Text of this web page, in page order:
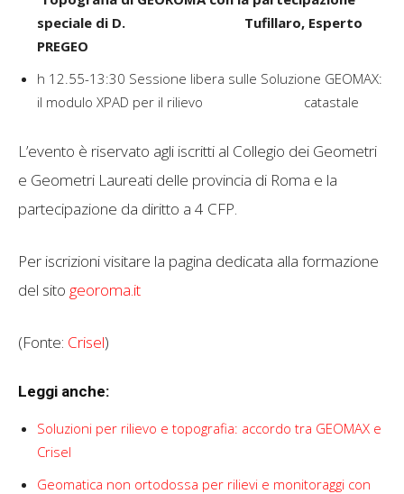
speciale di D. Tufillaro, Esperto
PREGEO
h 12.55-13:30 Sessione libera sulle Soluzione GEOMAX:
il modulo XPAD per il rilievo catastale
L’evento è riservato agli iscritti al Collegio dei Geometri
e Geometri Laureati delle provincia di Roma e la
partecipazione da diritto a 4 CFP.
Per iscrizioni visitare la pagina dedicata alla formazione
del sito georoma.it
(Fonte: Crisel)
Leggi anche:
Soluzioni per rilievo e topografia: accordo tra GEOMAX e
Crisel
Geomatica non ortodossa per rilievi e monitoraggi con